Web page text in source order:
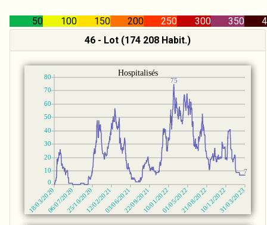
50 100 150 200 250 300 350
46 - Lot (174 208 Habit.)